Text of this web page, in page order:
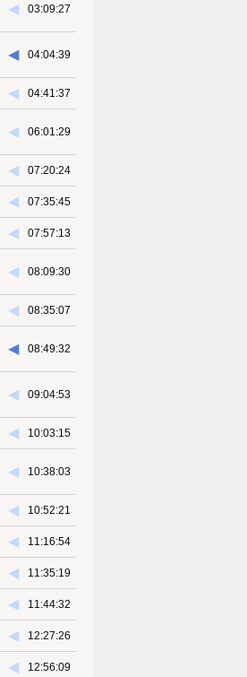
03:09:27
◀︎
04:04:39
◀︎
04:41:37
◀︎
06:01:29
◀︎
07:20:24
◀︎
07:35:45
◀︎
07:57:13
◀︎
08:09:30
◀︎
08:35:07
◀︎
08:49:32
◀︎
09:04:53
◀︎
10:03:15
◀︎
10:38:03
◀︎
10:52:21
◀︎
11:16:54
◀︎
11:35:19
◀︎
11:44:32
◀︎
12:27:26
◀︎
12:56:09
◀︎